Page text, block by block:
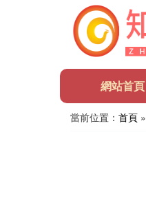
網站首頁
當前位置： 首頁 »